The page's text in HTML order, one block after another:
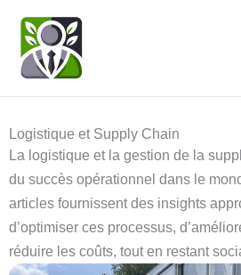
contenu
Logistique et Supply Chain
La logistique et la gestion de la
du succès opérationnel dans le
articles fournissent des insights
d’optimiser ces processus,
réduire les coûts, tout en restant